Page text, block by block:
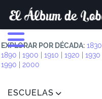
EXPLORAR POR DÉCADA: 1830
1890
1900 1910 1920 1930
1990
2000
ESCUELAS